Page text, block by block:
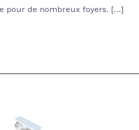
pour de nombreux foyers. […]